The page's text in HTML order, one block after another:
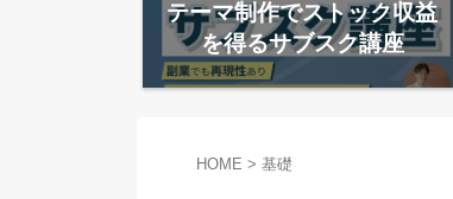
テーマ制作でストック収益
を得るサブスク講座
HOME > 基礎